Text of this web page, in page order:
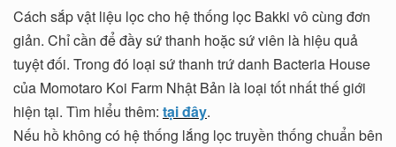
Cách sắp vật liệu lọc cho hệ thống lọc Bakki vô cùng đơn
giản. Chỉ cần để đầy sứ thanh hoặc sứ viên là hiệu quả
tuyệt đối. Trong đó loại sứ thanh trứ danh Bacteria House
của Momotaro Koi Farm Nhật Bản là loại tốt nhất thế giới
hiện tại. Tìm hiểu thêm: tại đây.
Nếu hồ không có hệ thống lắng lọc truyền thống chuẩn bên